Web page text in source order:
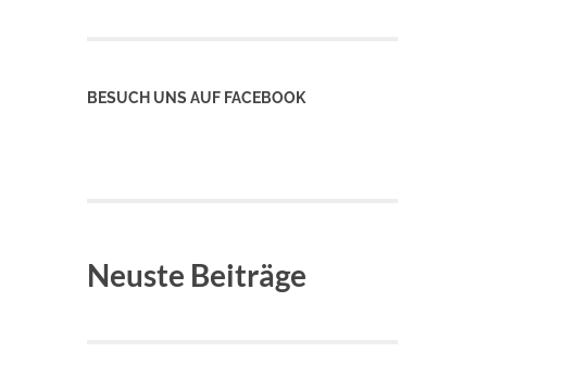
BESUCH UNS AUF FACEBOOK
Neuste Beiträge